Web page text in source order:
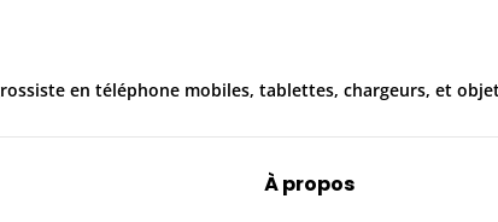
en téléphone mobiles, tablettes, chargeurs, et
À propos